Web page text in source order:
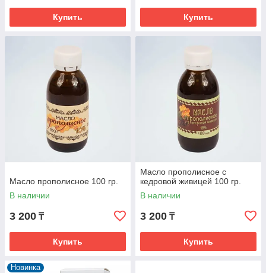
Купить Купить
Масло прополисное 100 гр.
В наличии
3 200 ₸
Купить
Масло прополисное с
кедровой живицей 100 гр.
В наличии
3 200 ₸
Купить
Новинка